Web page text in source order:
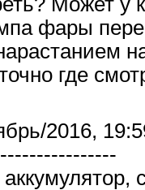
фары
где
2016,